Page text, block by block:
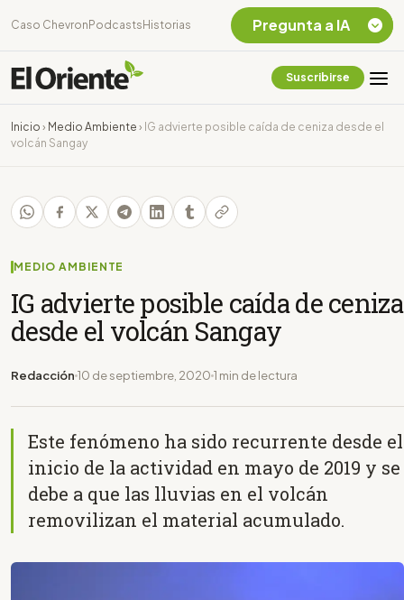
Caso Chevron Podcasts Historias
Suscribirse
Inicio › Medio Ambiente › IG advierte posible caída de ceniza desde el
volcán Sangay
MEDIO AMBIENTE
IG advierte posible caída de ceniza
desde el volcán Sangay
Redacción 10 de septiembre, 2020 1 min de lectura
Este fenómeno ha sido recurrente desde el
inicio de la actividad en mayo de 2019 y se
debe a que las lluvias en el volcán
removilizan el material acumulado.
Pregunta a IA
Chevron Ecuador